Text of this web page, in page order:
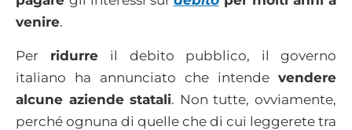
venire.
Per ridurre il debito pubblico, il governo
italiano ha annunciato che intende vendere
alcune aziende statali. Non tutte, ovviamente,
perché ognuna di quelle che di cui leggerete tra